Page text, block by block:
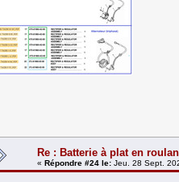
Re : Batterie à plat en
« Répondre #24 le: Jeu. 28 Sept.